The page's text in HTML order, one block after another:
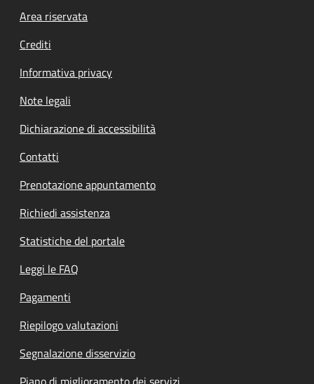
Footer menu
Area riservata
Crediti
Informativa privacy
Note legali
Dichiarazione di accessibilità
Contatti
Prenotazione appuntamento
Richiedi assistenza
Statistiche del portale
Leggi le FAQ
Pagamenti
Riepilogo valutazioni
Segnalazione disservizio